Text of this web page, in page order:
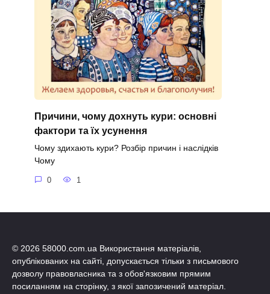
Причини, чому дохнуть кури: основні
фактори та їх усунення
Чому здихають кури? Розбір причин і наслідків
Чому
0 1
© 2026 58000.com.ua Використання матеріалів,
опублікованих на сайті, допускається тільки з письмового
дозволу правовласника та з обов'язковим прямим
посиланням на сторінку, з якої запозичений матеріал.